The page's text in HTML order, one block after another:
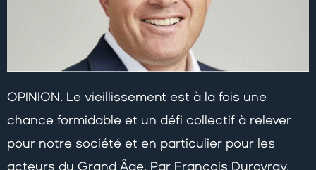
OPINION. Le vieillissement est à la fois une
chance formidable et un défi collectif à relever
pour notre société et en particulier pour les
acteurs du Grand Âge. Par François Durovray,